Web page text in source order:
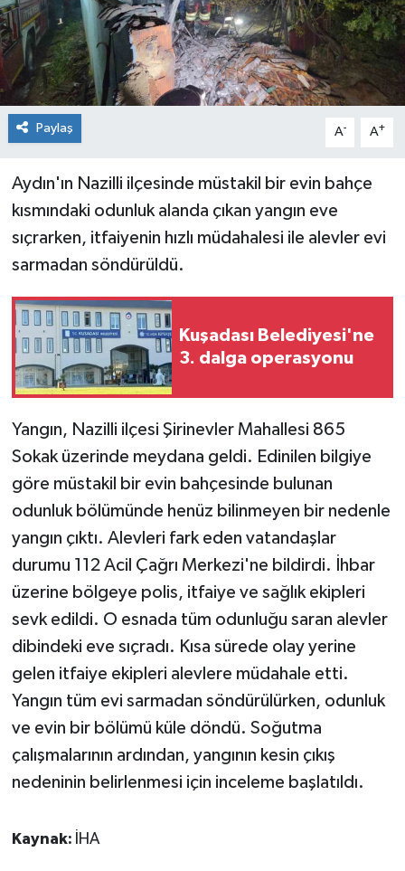
Paylaş A- A+
Aydın'ın Nazilli ilçesinde müstakil bir evin bahçe
kısmındaki odunluk alanda çıkan yangın eve
sıçrarken, itfaiyenin hızlı müdahalesi ile alevler evi
sarmadan söndürüldü.
Kuşadası Belediyesi'ne
3. dalga operasyonu
Yangın, Nazilli ilçesi Şirinevler Mahallesi 865
Sokak üzerinde meydana geldi. Edinilen bilgiye
göre müstakil bir evin bahçesinde bulunan
odunluk bölümünde henüz bilinmeyen bir nedenle
yangın çıktı. Alevleri fark eden vatandaşlar
durumu 112 Acil Çağrı Merkezi'ne bildirdi. İhbar
üzerine bölgeye polis, itfaiye ve sağlık ekipleri
sevk edildi. O esnada tüm odunluğu saran alevler
dibindeki eve sıçradı. Kısa sürede olay yerine
gelen itfaiye ekipleri alevlere müdahale etti.
Yangın tüm evi sarmadan söndürülürken, odunluk
ve evin bir bölümü küle döndü. Soğutma
çalışmalarının ardından, yangının kesin çıkış
nedeninin belirlenmesi için inceleme başlatıldı.
Kaynak: İHA